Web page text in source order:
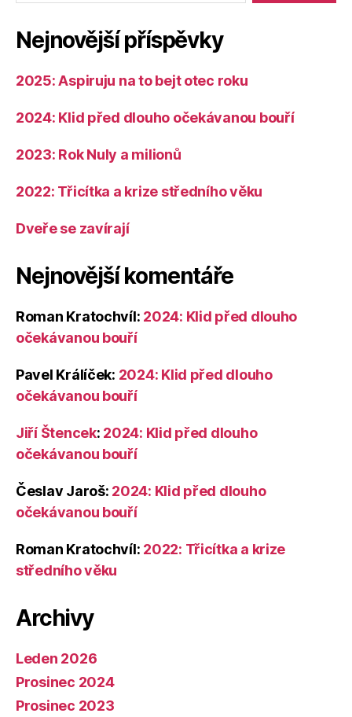
Nejnovější příspěvky
2025: Aspiruju na to bejt otec roku
2024: Klid před dlouho očekávanou bouří
2023: Rok Nuly a milionů
2022: Třicítka a krize středního věku
Dveře se zavírají
Nejnovější komentáře
Roman Kratochvíl: 2024: Klid před dlouho
očekávanou bouří
Pavel Králíček: 2024: Klid před dlouho
očekávanou bouří
Jiří Štencek: 2024: Klid před dlouho
očekávanou bouří
Česlav Jaroš: 2024: Klid před dlouho
očekávanou bouří
Roman Kratochvíl: 2022: Třicítka a krize
středního věku
Archivy
Leden 2026
Prosinec 2024
Prosinec 2023